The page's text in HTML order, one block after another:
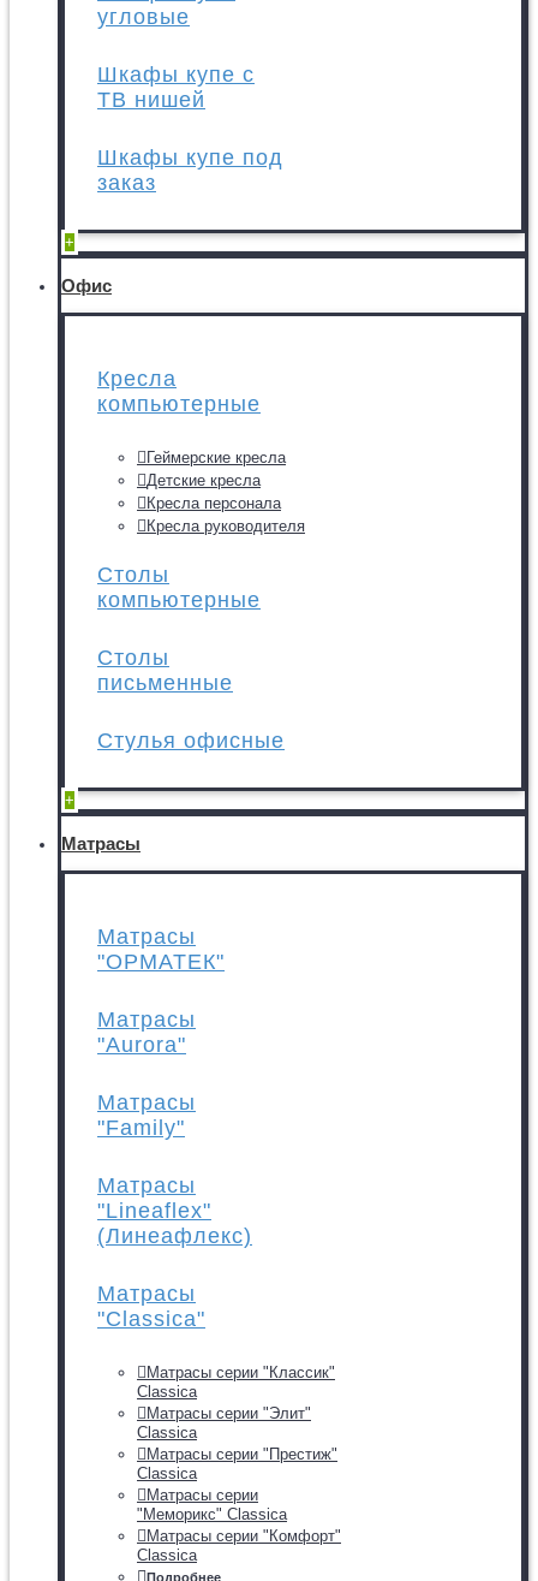
угловые
Шкафы купе с
ТВ нишей
Шкафы купе под
заказ
+
Офис
Кресла
компьютерные
Геймерские кресла
Детские кресла
Кресла персонала
Кресла руководителя
Столы
компьютерные
Столы
письменные
Стулья офисные
+
Матрасы
Матрасы
"ОРМАТЕК"
Матрасы
"Aurora"
Матрасы
"Family"
Матрасы
"Lineaflex"
(Линеафлекс)
Матрасы
"Classica"
Матрасы серии "Классик"
Classica
Матрасы серии "Элит"
Classica
Матрасы серии "Престиж"
Classica
Матрасы серии
"Меморикс" Classica
Матрасы серии "Комфорт"
Classica
Подробнее